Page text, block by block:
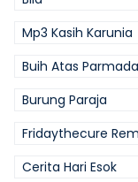
Mp3 Kasih Karunia
Buih Atas
Burung Paraja
Fridaythecure
Cerita Hari Esok